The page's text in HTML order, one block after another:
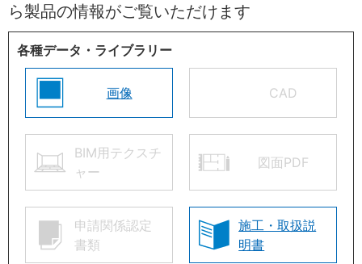
ら製品の情報がご覧いただけます
各種データ・ライブラリー
画像 CAD
BIM用テクスチ
ャー
図面PDF
申請関係認定
書類
施工・取扱説
明書